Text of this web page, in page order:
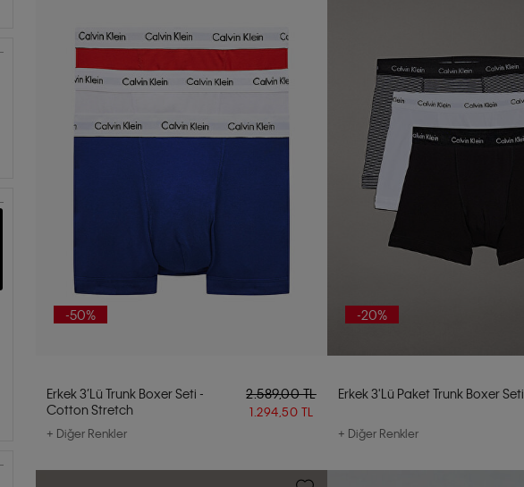
-50%
Erkek 3’lü Trunk Boxer Seti -
Cotton Stretch
2.589,00 TL
1.294,50 TL
+ Diğer Renkler
-20%
Erkek 3'lü Paket Trunk Boxer Seti
+ Diğer Renkler